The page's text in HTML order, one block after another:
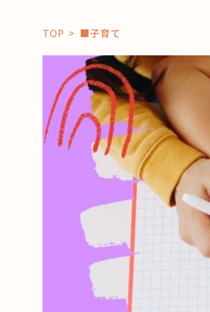
「コト」
子育て
おすすめ
スポット
「場」
HAREL
TOP ■子育て